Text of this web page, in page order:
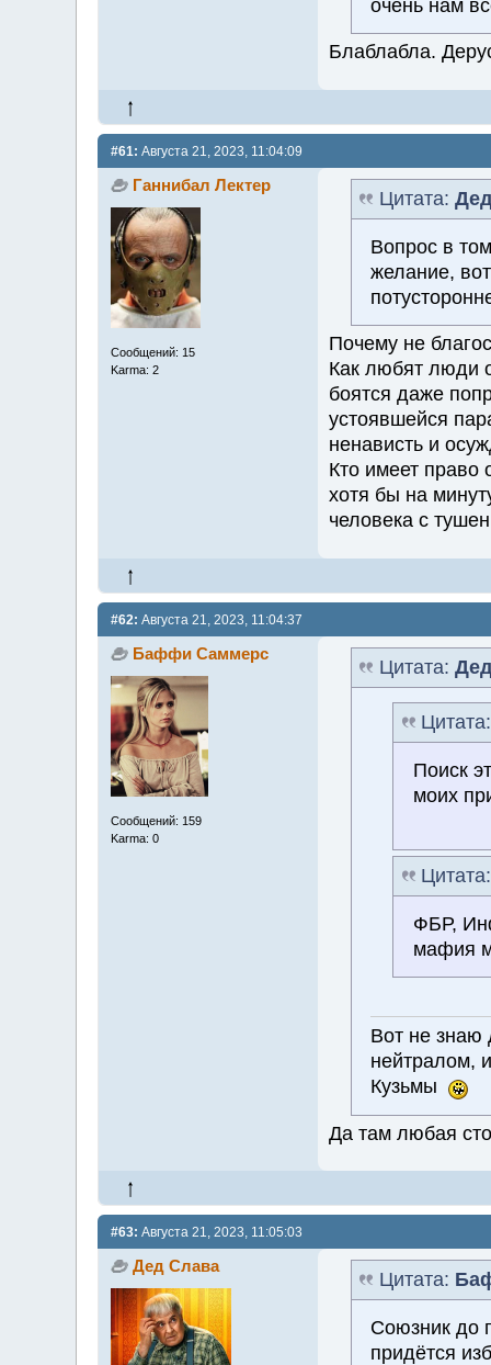
очень нам
Блаблабла.
#61: Августа 21, 2023, 11:04:09
Ганнибал Лектер
Сообщений: 15
Karma: 2
Цитата:
Вопрос в
желание,
Почему не
Как любят люди
боятся даже
устоявшейся
ненависть и
Кто имеет право
хотя бы на
человека с
#62: Августа 21, 2023, 11:04:37
Баффи Саммерс
Сообщений: 159
Karma: 0
Цитата:
Поиск
моих
ФБР,
мафия
Вот не
нейтралом,
Кузьмы
Да там любая
#63: Августа 21, 2023, 11:05:03
Дед Слава
Цитата:
Союзник до
придётся